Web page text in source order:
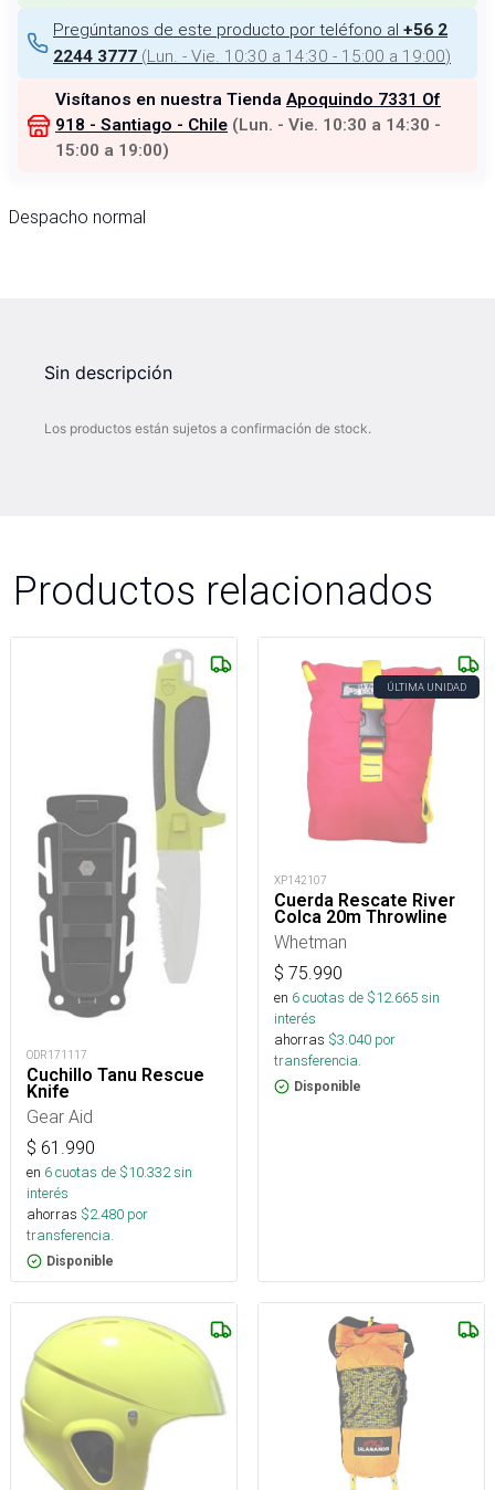
Pregúntanos de este producto por teléfono al +56 2
2244 3777 (Lun. - Vie. 10:30 a 14:30 - 15:00 a 19:00)
Visítanos en nuestra Tienda Apoquindo 7331 Of
918 - Santiago - Chile (Lun. - Vie. 10:30 a 14:30 -
15:00 a 19:00)
Despacho normal
Sin descripción
Los productos están sujetos a confirmación de stock.
Productos relacionados
ODR171117
Cuchillo Tanu Rescue
Knife
Gear Aid
$ 61.990
en 6cuotas de $10.332sin
interés
ahorras $2.480 por
transferencia.
Disponible
ÚLTIMA UNIDAD
XP142107
Cuerda Rescate River
Colca 20m Throwline
Whetman
$ 75.990
en 6cuotas de $12.665sin
interés
ahorras $3.040 por
transferencia.
Disponible